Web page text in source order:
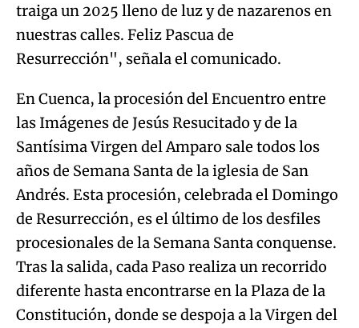
traiga un 2025 lleno de luz y de nazarenos en
nuestras calles. Feliz Pascua de
Resurrección", señala el comunicado.
En Cuenca, la procesión del Encuentro entre
las Imágenes de Jesús Resucitado y de la
Santísima Virgen del Amparo sale todos los
años de Semana Santa de la iglesia de San
Andrés. Esta procesión, celebrada el Domingo
de Resurrección, es el último de los desfiles
procesionales de la Semana Santa conquense.
Tras la salida, cada Paso realiza un recorrido
diferente hasta encontrarse en la Plaza de la
Constitución, donde se despoja a la Virgen del